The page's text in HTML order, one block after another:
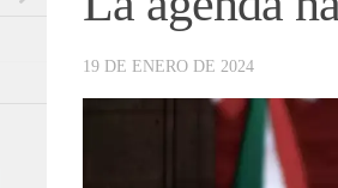
19 DE ENERO DE 2024